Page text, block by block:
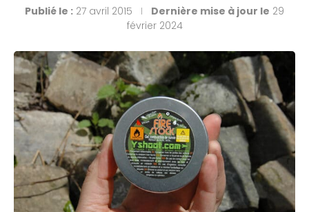
Publié le : 27 avril 2015 Dernière mise à jour le 29
février 2024